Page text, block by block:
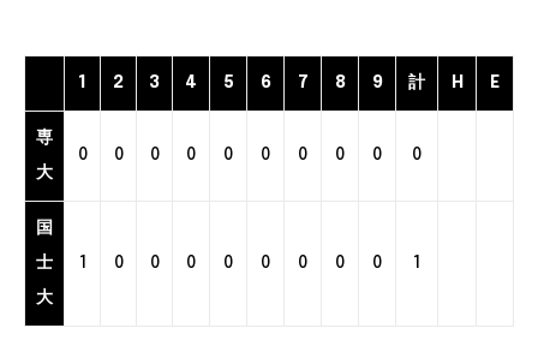
1 2 3 4 5 6 7 8 9 計 H E
専
大
0 0 0 0 0 0 0 0 0 0
国
士
大
1 0 0 0 0 0 0 0 0 1